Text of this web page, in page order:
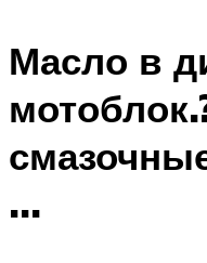
Масло в
…